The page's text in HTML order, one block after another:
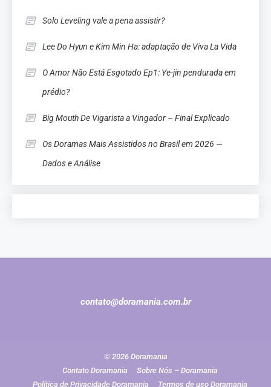
Solo Leveling vale a pena assistir?
Lee Do Hyun e Kim Min Ha: adaptação de Viva La Vida
O Amor Não Está Esgotado Ep1: Ye-jin pendurada em
prédio?
Big Mouth De Vigarista a Vingador – Final Explicado
Os Doramas Mais Assistidos no Brasil em 2026 —
Dados e Análise
contato@doramania.com.br
© 2026 Doramania
Contato Doramania
Sobre Nós – Doramania
Política de Privacidade Doramania
Termos de uso Doramania